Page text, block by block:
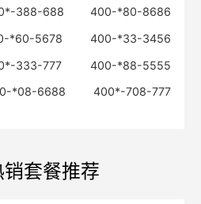
388-688
400-*80-8686
*60-5678
400-*33-3456
333-777
400-*88-5555
*08-6688 400*-708-777
销套餐推荐